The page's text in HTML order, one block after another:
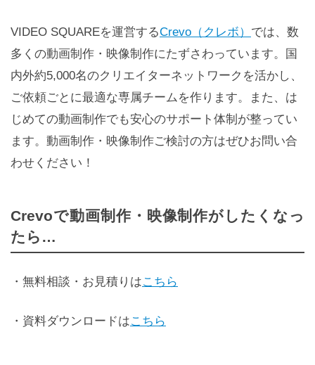
VIDEO SQUAREを運営するCrevo（クレボ） では、数
多くの動画制作・映像制作にたずさわっています。国
内外約5,000名のクリエイターネットワークを活かし、
ご依頼ごとに最適な専属チームを作ります。また、は
じめての動画制作でも安心のサポート体制が整ってい
ます。動画制作・映像制作ご検討の方はぜひお問い合
わせください！
Crevoで動画制作・映像制作がしたくなっ
たら…
・無料相談・お見積りはこちら
・資料ダウンロードはこちら